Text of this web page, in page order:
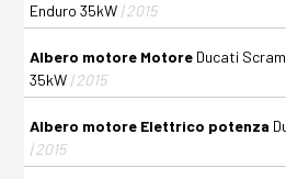
Enduro 35kW | 2015
Albero motore Motore Ducati
35kW | 2015
Albero motore Elettrico potenza
| 2015